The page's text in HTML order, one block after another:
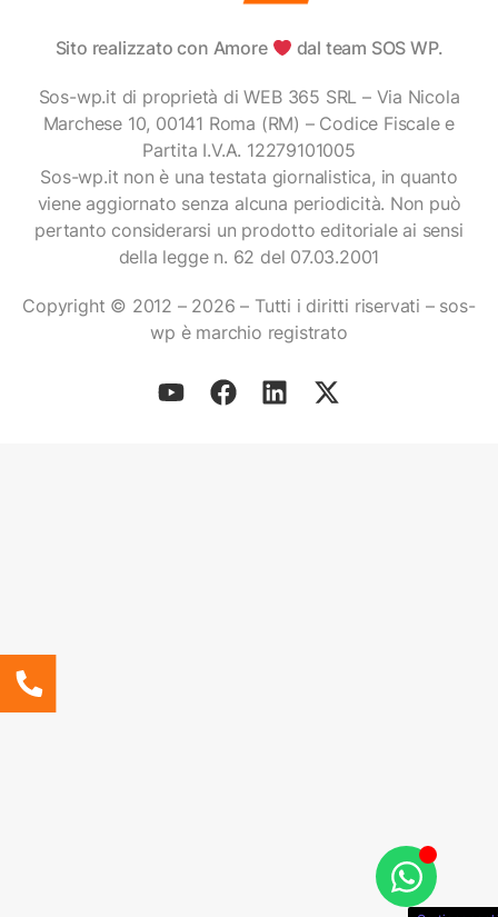
Sito realizzato con Amore dal team SOS WP.
Sos-wp.it di proprietà di WEB 365 SRL – Via Nicola
Marchese 10, 00141 Roma (RM) – Codice Fiscale e
Partita I.V.A. 12279101005
Sos-wp.it non è una testata giornalistica, in quanto
viene aggiornato senza alcuna periodicità. Non può
pertanto considerarsi un prodotto editoriale ai sensi
della legge n. 62 del 07.03.2001
Copyright © 2012 – 2026 – Tutti i diritti riservati – sos-
wp è marchio registrato